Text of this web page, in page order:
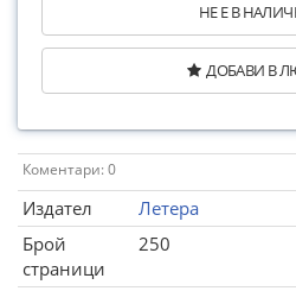
НЕ Е В
ДОБАВИ В
Коментари: 0
Издател
Летера
Брой
страници
250